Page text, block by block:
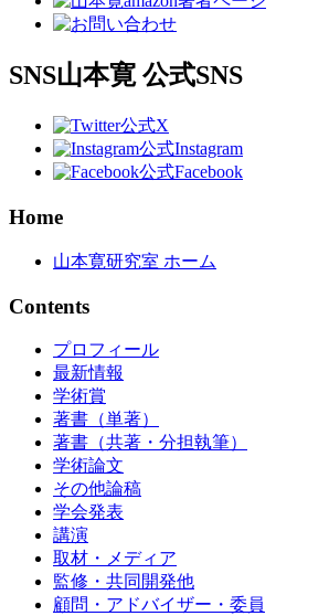
SNS山本寛 公式SNS
公式X
公式Instagram
公式Facebook
Home
山本寛研究室 ホーム
Contents
プロフィール
最新情報
学術賞
著書（単著）
著書（共著・分担執筆）
学術論文
その他論稿
学会発表
講演
取材・メディア
監修・共同開発他
顧問・アドバイザー・委員